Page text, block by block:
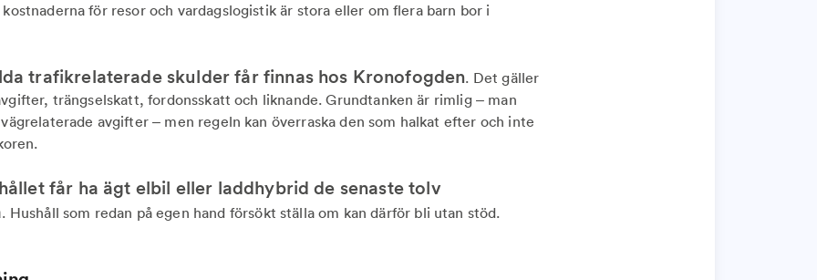
för resor och vardagslogistik är stora eller om flera barn bor i
trafikrelaterade skulder får finnas hos Kronofogden. Det gäller
trängselskatt, fordonsskatt och liknande. Grundtanken är rimlig – man
vägrelaterade avgifter – men regeln kan överraska den som halkat efter och inte
får ha ägt elbil eller laddhybrid de senaste tolv
. Hushåll som redan på egen hand försökt ställa om kan därför bli utan stöd.